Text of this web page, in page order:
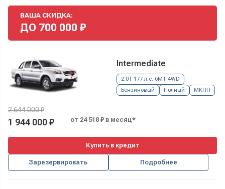
ВАША СКИДКА:
ДО 700 000 ₽
Intermediate
2.0T 177 л.с. 6MT 4WD
Бензиновый
Полный МКПП
2 644 000 ₽
1 944 000 ₽ от 24 518 ₽ в месяц*
Купить в кредит
Зарезервировать Подробнее